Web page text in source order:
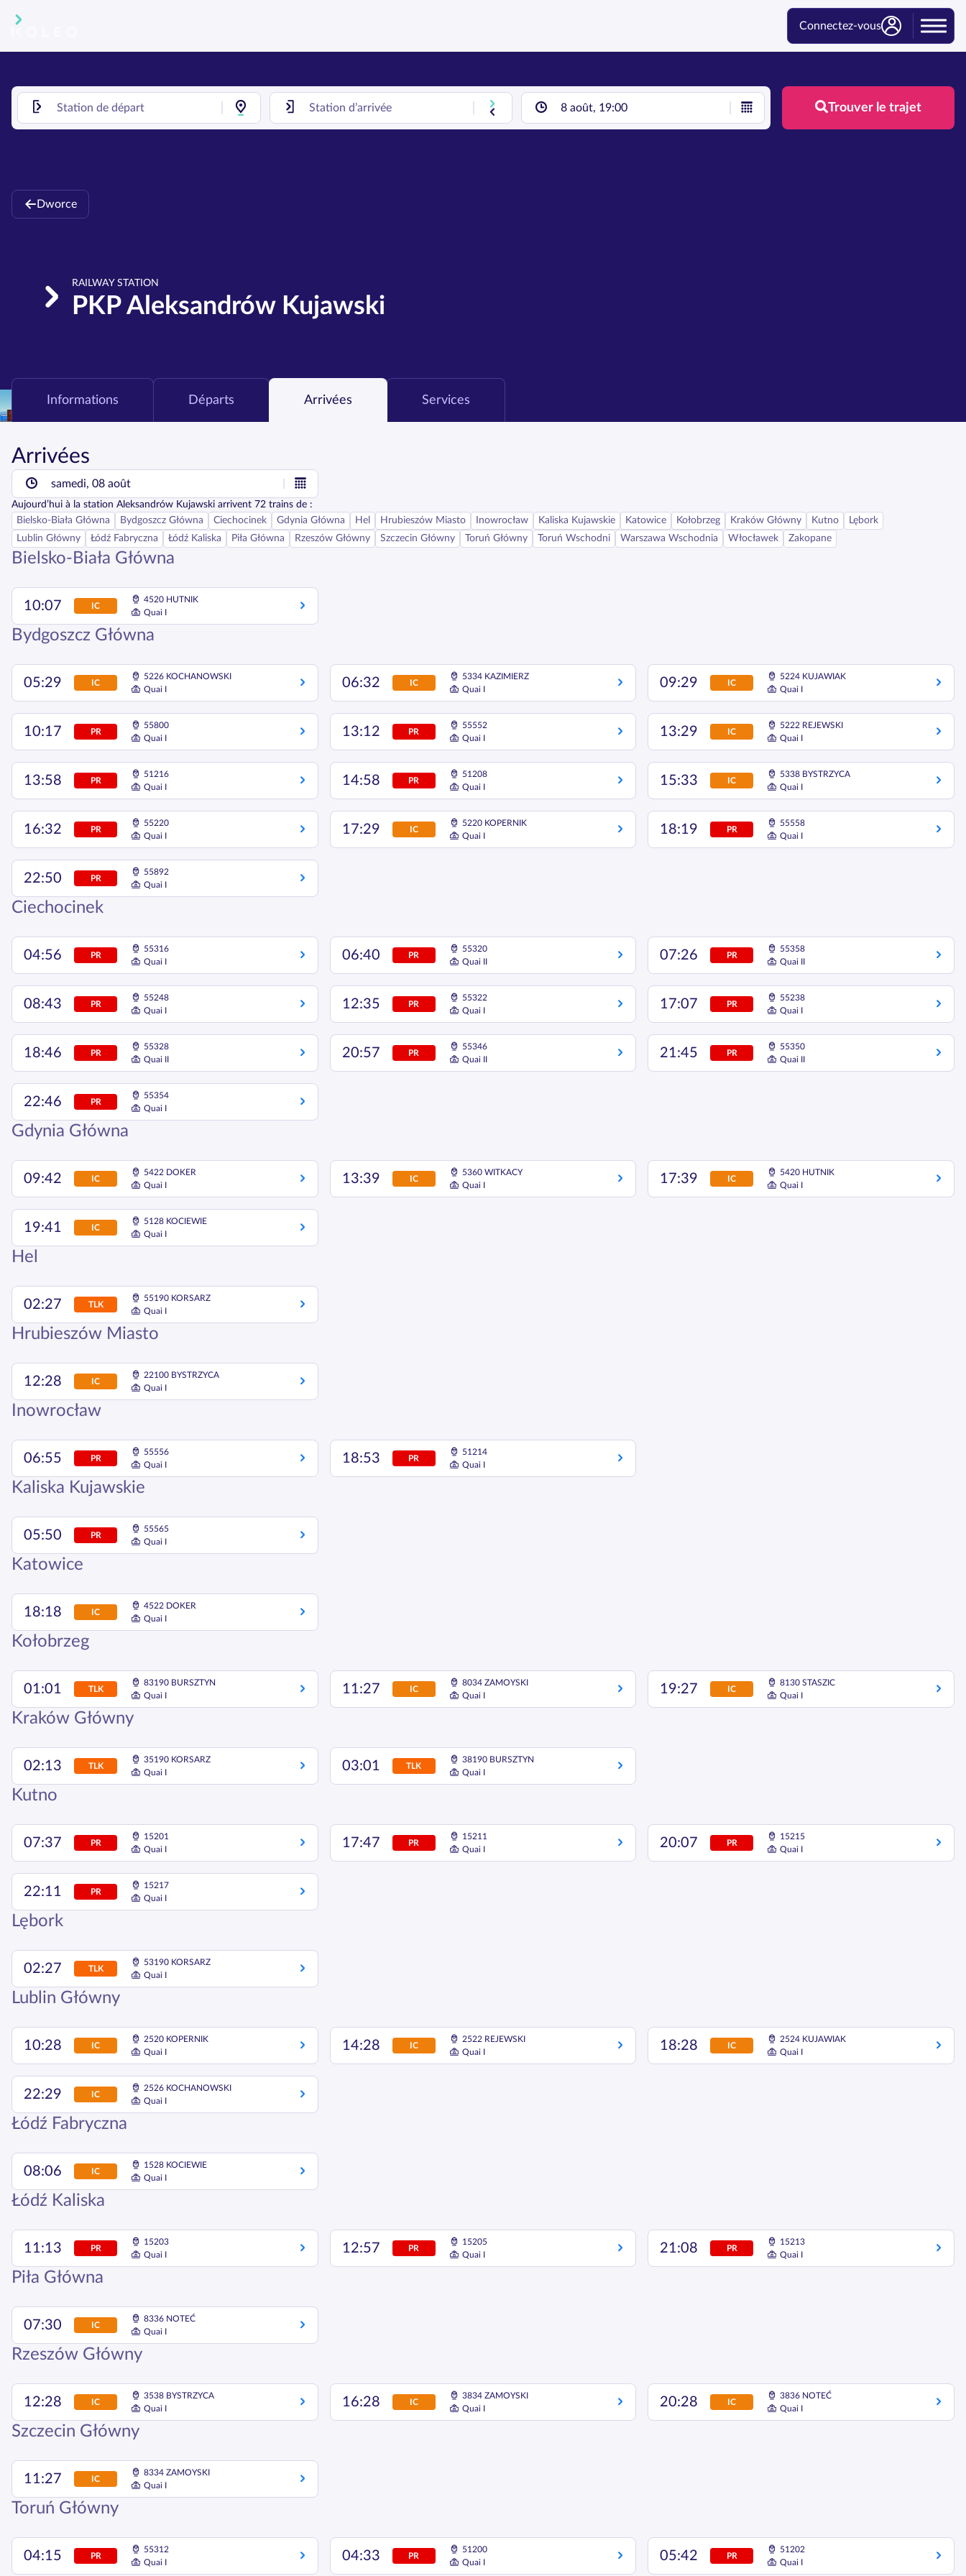
Connectez-vous
8 août, 19:00 Trouver le trajet
Dworce
RAILWAY STATION
PKP Aleksandrów Kujawski
Informations Départs Arrivées Services
Arrivées
samedi, 08 août
Aujourd’hui à la station Aleksandrów Kujawski arrivent 72 trains de :
Bielsko-Biała Główna
Bydgoszcz Główna Ciechocinek Gdynia Główna Hel Hrubieszów Miasto Inowrocław Kaliska Kujawskie Katowice Kołobrzeg Kraków Główny Kutno
Lębork
Lublin Główny
Łódź Fabryczna Łódź Kaliska Piła Główna Rzeszów Główny Szczecin Główny Toruń Główny Toruń Wschodni Warszawa Wschodnia Włocławek Zakopane
Bielsko-Biała Główna
10:07 IC
4520 HUTNIK
Quai I
Bydgoszcz Główna
05:29 IC
5226 KOCHANOWSKI
Quai I
06:32 IC
5334 KAZIMIERZ
Quai I
09:29 IC
5224 KUJAWIAK
Quai I
10:17 PR
55800
Quai I
13:12 PR
55552
Quai I
13:29 IC
5222 REJEWSKI
Quai I
13:58 PR
51216
Quai I
14:58 PR
51208
Quai I
15:33 IC
5338 BYSTRZYCA
Quai I
16:32 PR
55220
Quai I
17:29 IC
5220 KOPERNIK
Quai I
18:19 PR
55558
Quai I
22:50 PR
55892
Quai I
Ciechocinek
04:56 PR
55316
Quai I
06:40 PR
55320
Quai II
07:26 PR
55358
Quai II
08:43 PR
55248
Quai I
12:35 PR
55322
Quai I
17:07 PR
55238
Quai I
18:46 PR
55328
Quai II
20:57 PR
55346
Quai II
21:45 PR
55350
Quai II
22:46 PR
55354
Quai I
Gdynia Główna
09:42 IC
5422 DOKER
Quai I
13:39 IC
5360 WITKACY
Quai I
17:39 IC
5420 HUTNIK
Quai I
19:41 IC
5128 KOCIEWIE
Quai I
Hel
02:27 TLK
55190 KORSARZ
Quai I
Hrubieszów Miasto
12:28 IC
22100 BYSTRZYCA
Quai I
Inowrocław
06:55 PR
55556
Quai I
18:53 PR
51214
Quai I
Kaliska Kujawskie
05:50 PR
55565
Quai I
Katowice
18:18 IC
4522 DOKER
Quai I
Kołobrzeg
01:01 TLK
83190 BURSZTYN
Quai I
11:27 IC
8034 ZAMOYSKI
Quai I
19:27 IC
8130 STASZIC
Quai I
Kraków Główny
02:13 TLK
35190 KORSARZ
Quai I
03:01 TLK
38190 BURSZTYN
Quai I
Kutno
07:37 PR
15201
Quai I
17:47 PR
15211
Quai I
20:07 PR
15215
Quai I
22:11 PR
15217
Quai I
Lębork
02:27 TLK
53190 KORSARZ
Quai I
Lublin Główny
10:28 IC
2520 KOPERNIK
Quai I
14:28 IC
2522 REJEWSKI
Quai I
18:28 IC
2524 KUJAWIAK
Quai I
22:29 IC
2526 KOCHANOWSKI
Quai I
Łódź Fabryczna
08:06 IC
1528 KOCIEWIE
Quai I
Łódź Kaliska
11:13 PR
15203
Quai I
12:57 PR
15205
Quai I
21:08 PR
15213
Quai I
Piła Główna
07:30 IC
8336 NOTEĆ
Quai I
Rzeszów Główny
12:28 IC
3538 BYSTRZYCA
Quai I
16:28 IC
3834 ZAMOYSKI
Quai I
20:28 IC
3836 NOTEĆ
Quai I
Szczecin Główny
11:27 IC
8334 ZAMOYSKI
Quai I
Toruń Główny
04:15 PR
55312
Quai I
04:33 PR
51200
Quai I
05:42 PR
51202
Quai I